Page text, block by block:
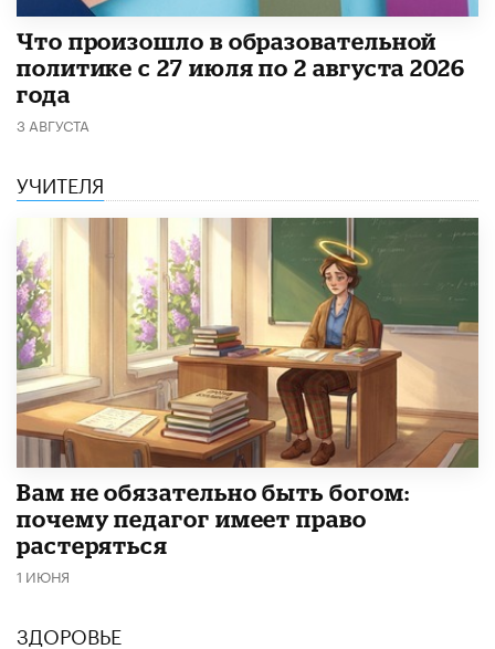
​Что произошло в образовательной
политике с 27 июля по 2 августа 2026
года
3 АВГУСТА
УЧИТЕЛЯ
​Вам не обязательно быть богом:
почему педагог имеет право
растеряться
1 ИЮНЯ
ЗДОРОВЬЕ